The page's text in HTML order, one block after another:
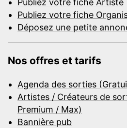
Publiez votre fiche Artiste
Publiez votre fiche
Déposez une petite
Nos offres et tarifs
Agenda des sorties
Artistes / Créateurs de
Premium / Max)
Bannière pub